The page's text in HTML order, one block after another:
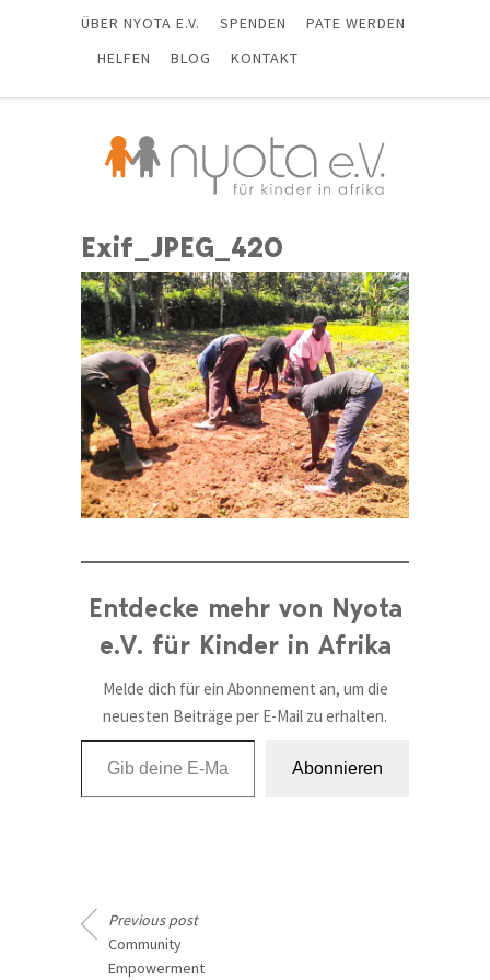
ÜBER NYOTA E.V. SPENDEN
PATE WERDEN
HELFEN
BLOG KONTAKT
Exif_JPEG_420
Entdecke mehr von Nyota
e.V. für Kinder in Afrika
Melde dich für ein Abonnement an, um die
neuesten Beiträge per E-Mail zu erhalten.
Gib deine E-Mail-Adresse ein ...
Abonnieren
Previous post
Community
Empowerment